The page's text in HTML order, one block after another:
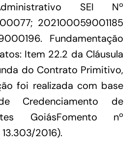
SEI Nº
202100059001185
Fundamentação
Item 22.2 da Cláusula
do Contrato Primitivo,
foi realizada com base
Credenciamento de
GoiásFomento nº
2016).